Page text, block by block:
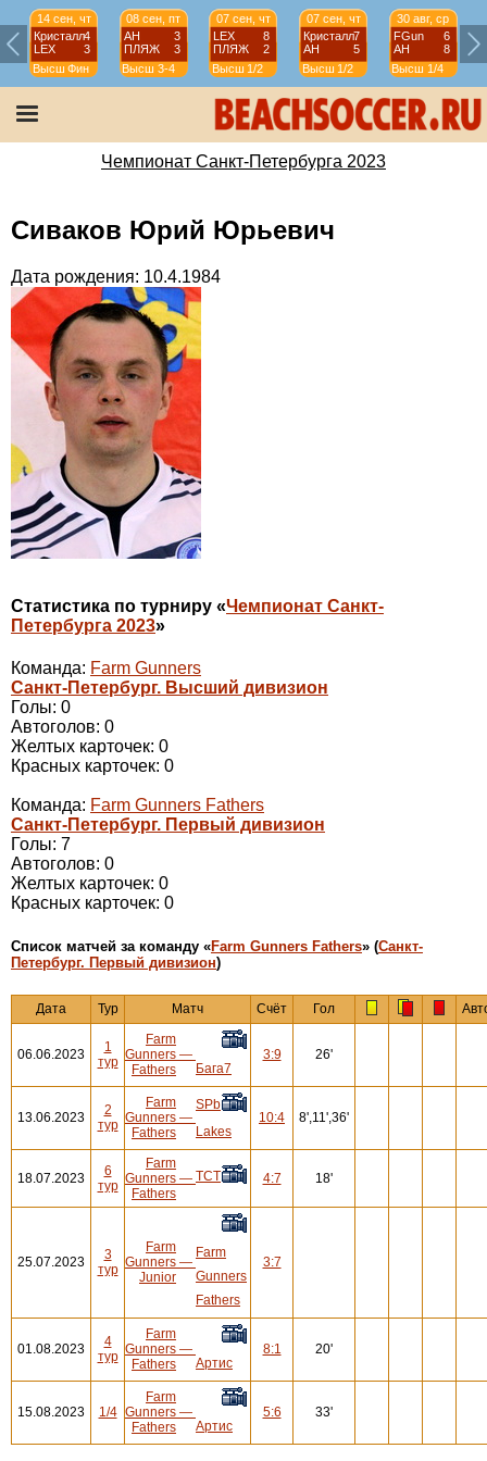
14 сен, чт
Кристалл4
LEX
3
Высш Фин
08 сен, пт
АН
3
ПЛЯЖ
3
Высш 3-4
07 сен, чт
LEX
8
ПЛЯЖ
2
Высш 1/2
07 сен, чт
Кристалл7
АН
5
Высш 1/2
30 авг, ср
FGun
6
АН
8
Высш 1/4
Чемпионат Санкт-Петербурга 2023
Сиваков Юрий Юрьевич
Дата рождения: 10.4.1984
Статистика по турниру «Чемпионат Санкт-
Петербурга 2023»
Команда: Farm Gunners
Санкт-Петербург. Высший дивизион
Голы: 0
Автоголов: 0
Желтых карточек: 0
Красных карточек: 0
Команда: Farm Gunners Fathers
Санкт-Петербург. Первый дивизион
Голы: 7
Автоголов: 0
Желтых карточек: 0
Красных карточек: 0
Cписок матчей за команду «Farm Gunners Fathers» (Санкт-
Петербург. Первый дивизион)
Дата Тур Матч Счёт Гол
06.06.2023
1
тур
Farm
Gunners
Fathers
—
Бага7
3:9 26'
13.06.2023
2
тур
Farm
Gunners
Fathers
—
SPb
Lakes
10:4 8',11',36'
18.07.2023
6
тур
Farm
Gunners
Fathers
— ТСТ 4:7 18'
25.07.2023
3
тур
Farm
Gunners
Junior
—
Farm
Gunners
Fathers
3:7
01.08.2023
4
тур
Farm
Gunners
Fathers
—
Артис
8:1 20'
15.08.2023 1/4
Farm
Gunners
Fathers
—
Артис
5:6 33'